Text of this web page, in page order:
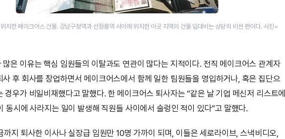
치한 메이크어스 건물. 강남구청역과 선정릉역 사이에 위치한 이곳 지역의 건물 임대비는 상당히 비싼 편이다. 사진=
많은 이유는 핵심 임원들의 이탈과도 연관이 많다는 지적이다. 전직 메이크어스 관계자
사 후 회사를 창업하면서 메이크어스에서 함께 일한 팀원들을 영입하거나, 혹은 집단으
경우가 비일비재했다고 말했다. 한 메이크어스 퇴사자는 “같은 날 기업 메신저 리스트에
동시에 사라지는 일이 발생해 직원들 사이에서 술렁인 적이 있다”고 말했다.
지 퇴사한 이사나 실장급 임원만 10명 가까이 되며, 이들은 세로라이브, 스낵비디오,